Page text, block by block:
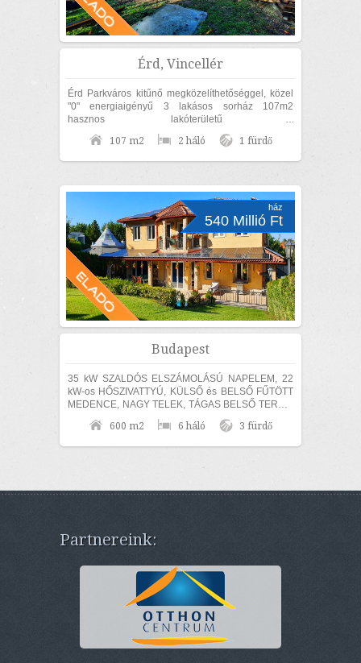
Érd, Vincellér
Érd Parkváros kitűnő megközelíthetőséggel, közel
"0" energiaigényű 3 lakásos sorház 107m2
hasznos lakóterületű 2
szoba+nappalis+GARÁZSOS, belső kétszintes,
KÜLÖN UTCAFRONTI...
107 m2 2 háló 1 fürdő
ház
540 Millió Ft
Budapest
35 kW SZALDÓS ELSZÁMOLÁSÚ NAPELEM, 22
kW-os HŐSZIVATTYÚ, KÜLSŐ és BELSŐ FŰTÖTT
MEDENCE, NAGY TELEK, TÁGAS BELSŐ TEREK,
SZÁMOS EXTRÁVAL és akár TELJES
BÚTORZATTAL és beépített...
600 m2 6 háló 3 fürdő
Partnereink: